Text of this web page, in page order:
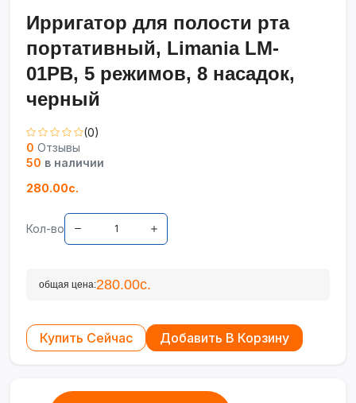
Ирригатор для полости рта
портативный, Limania LM-
01PB, 5 режимов, 8 насадок,
черный
(0)
0 Отзывы
50 в наличии
280.00с.
Кол-во
общая цена:280.00с.
Купить Сейчас Добавить В Корзину